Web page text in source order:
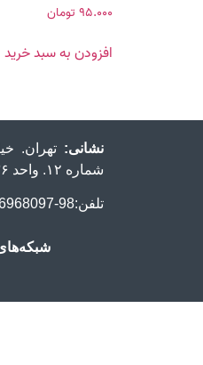
۹۵.۰۰۰ تومان
افزودن به سبد خرید
نشانی: تهران.
شماره ۱۲. واحد ۳۶ کدپستی: ۱۳۱۵۸۸۳۴۷۴
تلفن:98-66968097-021 ایمیل: info@jahaneketab.ir